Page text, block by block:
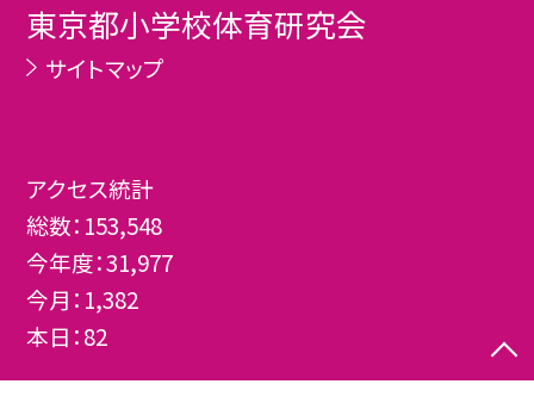
東京都小学校体育研究会
サイトマップ
アクセス統計
総数： 153,548
今年度：31,977
今月： 1,382
本日：82